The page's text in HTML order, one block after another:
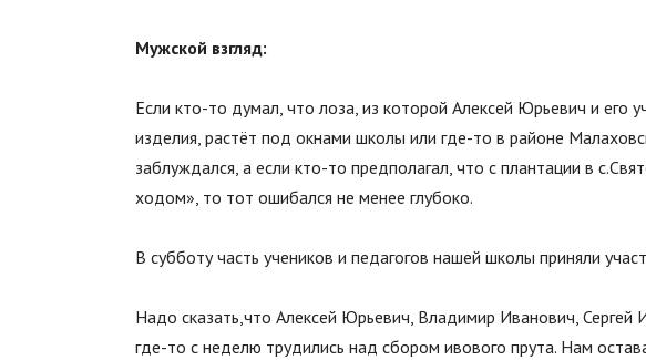
Мужской взгляд:
Если кто-то думал, что лоза, из которой Алексей Юрьевич и его
изделия, растёт под окнами школы или где-то в районе
заблуждался, а если кто-то предполагал, что с плантации в
ходом», то тот ошибался не менее глубоко.
В субботу часть учеников и педагогов нашей школы приняли
Надо сказать,что Алексей Юрьевич, Владимир Иванович,
где-то с неделю трудились над сбором ивового прута. Нам